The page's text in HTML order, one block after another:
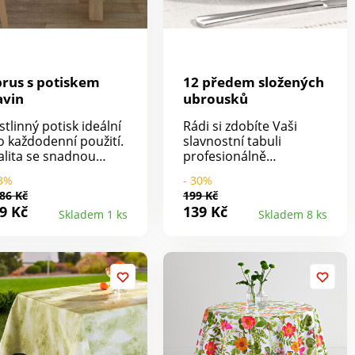
s potiskem
potisk ideální
každodenní použití.
se snadnou
Kč
Kč Skladem 1 ks
12 předem složených
ubrousků
Rádi si zdobíte Vaši
slavnostní tabuli
profesionálně
Vaši hosté budou
žasnout.
- 30%
199 Kč
139 Kč Skladem 8 ks